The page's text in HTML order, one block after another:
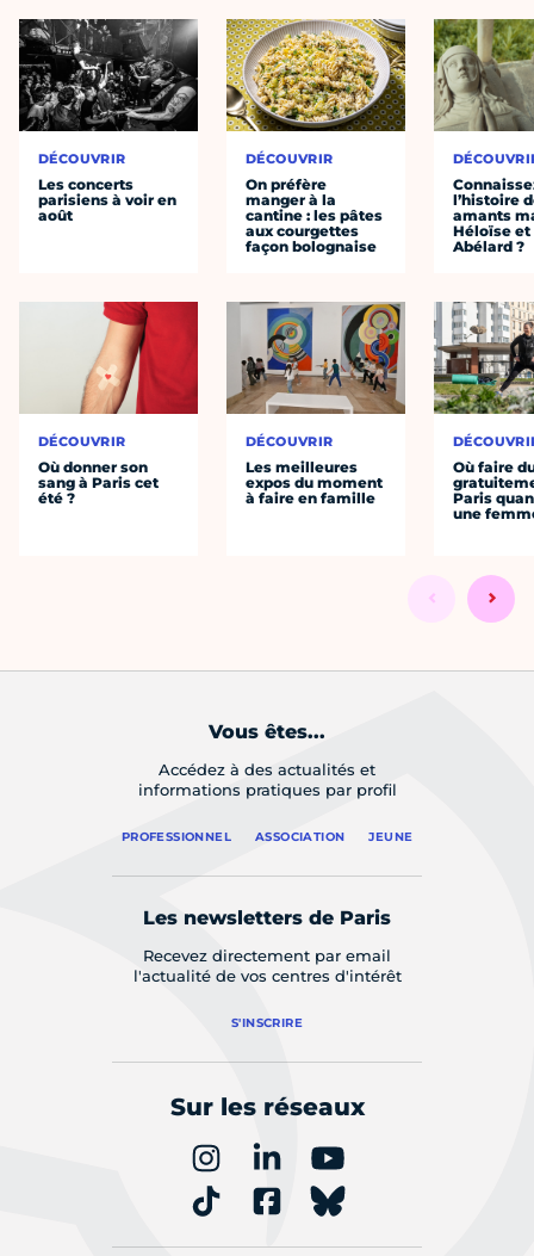
DÉCOUVRIR
Les concerts
parisiens à voir en
août
DÉCOUVRIR
Où donner son
sang à Paris cet
été ?
DÉCOUVRIR
On préfère
manger à la
cantine : les pâtes
aux courgettes
façon bolognaise
DÉCOUVRIR
Les meilleures
expos du moment
à faire en famille
l’histoire
amants
Héloïse et
Abélard ?
Où faire
Paris
une
Vous êtes...
Accédez à des actualités et
informations pratiques par profil
PROFESSIONNEL ASSOCIATION JEUNE
Les newsletters de Paris
Recevez directement par email
l'actualité de vos centres d'intérêt
S'INSCRIRE
Sur les réseaux